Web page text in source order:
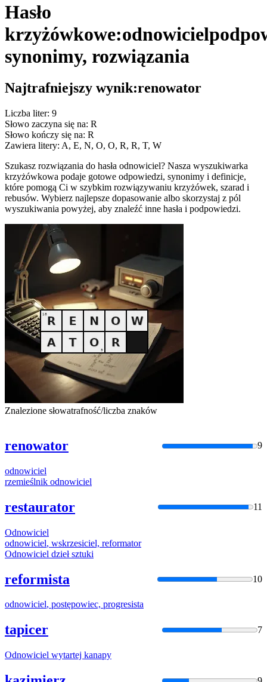
Hasło
krzyżówkowe:odnowiciel
synonimy, rozwiązania
Najtrafniejszy wynik:renowator
Liczba liter: 9
Słowo zaczyna się na: R
Słowo kończy się na: R
Zawiera litery: A, E, N, O, O, R, R, T, W
Szukasz rozwiązania do hasła odnowiciel? Nasza wyszukiwarka
krzyżówkowa podaje gotowe odpowiedzi, synonimy i definicje,
które pomogą Ci w szybkim rozwiązywaniu krzyżówek, szarad i
rebusów. Wybierz najlepsze dopasowanie albo skorzystaj z pól
wyszukiwania powyżej, aby znaleźć inne hasła i podpowiedzi.
Znalezione słowatrafność/liczba znaków
renowator 9
odnowiciel
rzemieślnik odnowiciel
restaurator 11
Odnowiciel
odnowiciel, wskrzesiciel, reformator
Odnowiciel dzieł sztuki
reformista 10
odnowiciel, postępowiec, progresista
tapicer 7
Odnowiciel wytartej kanapy